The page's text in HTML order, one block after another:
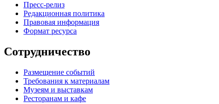
Пресс-релиз
Редакционная политика
Правовая информация
Формат ресурса
Сотрудничество
Размещение событий
Требования к материалам
Музеям и выставкам
Ресторанам и кафе